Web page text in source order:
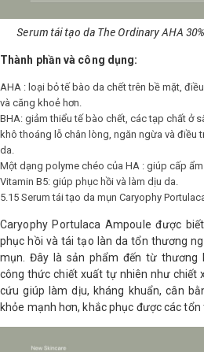
Serum tái tạo da The Ordinary AHA
Thành phần và công dụng:
AHA : loại bỏ tế bào da chết trên bề mặt,
và căng khoẻ hơn.
BHA: giảm thiểu tế bào chết, các tạp chất ở
khô thoáng lỗ chân lòng, ngăn ngừa và điều
da.
Một dạng polyme chéo của HA : giúp cấp
Vitamin B5: giúp phục hồi và làm dịu da.
5.15 Serum tái tạo da mụn Caryophy
Caryophy Portulaca Ampoule được
phục hồi và tái tạo làn da tổn thương
mụn. Đây là sản phẩm đến từ thương
công thức chiết xuất tự nhiên như chiết
cứu giúp làm dịu, kháng khuẩn, cân
khỏe mạnh hơn, khắc phục được các tổn